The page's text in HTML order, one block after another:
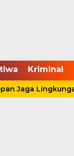
Kriminal
Jaga